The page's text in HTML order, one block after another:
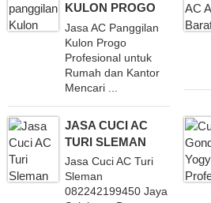
KULON PROGO
Jasa AC Panggilan
Kulon Progo
Profesional untuk
Rumah dan Kantor
Mencari ...
JASA CUCI AC
TURI SLEMAN
Jasa Cuci AC Turi
Sleman
082242199450 Jaya